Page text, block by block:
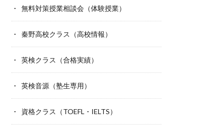
無料対策授業相談会（体験授業）
秦野高校クラス（高校情報）
英検クラス（合格実績）
英検音源（塾生専用）
資格クラス（TOEFL・IELTS）